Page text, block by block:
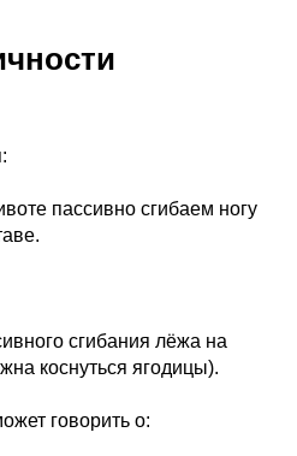
пассивно сгибаем ногу
сгибания лёжа на
коснуться ягодицы).
говорить о: